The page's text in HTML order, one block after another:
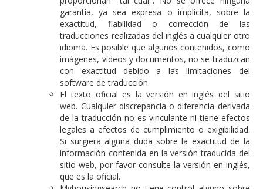
garantía, ya sea expresa o implícita, sobre la
exactitud, fiabilidad o corrección de las
traducciones realizadas del inglés a cualquier otro
idioma. Es posible que algunos contenidos, como
imágenes, vídeos y documentos, no se traduzcan
con exactitud debido a las limitaciones del
software de traducción.
El texto oficial es la versión en inglés del sitio
web. Cualquier discrepancia o diferencia derivada
de la traducción no es vinculante ni tiene efectos
legales a efectos de cumplimiento o exigibilidad.
Si surgiera alguna duda sobre la exactitud de la
información contenida en la versión traducida del
sitio web, por favor consulte la versión en inglés,
que es la oficial.